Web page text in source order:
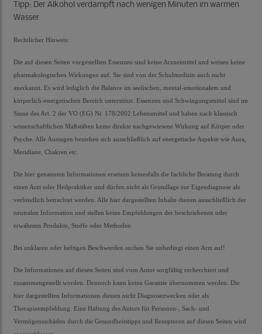
Tipp: Der Alkohol verdampft nach wenigen Minuten im warmen
Wasser
Rechtlicher Hinweis:
Die auf diesen Seiten vorgestellten Essenzen sind keine Arzneimittel und weisen keine
pharmakologischen Wirkungen auf. Sie sind von der Schulmedizin auch nicht
anerkannt. Es wird lediglich die Balance im seelischen, mental-emotionalem und
körperlich-energetischen Bereich unterstützt. Essenzen und Schwingungsmittel sind im
Sinne des Art. 2 der VO (EG) Nr. 178/2002 Lebensmittel und haben nach klassisch
wissenschaftlichen Maßstäben keine direkte nachgewiesene Wirkung auf Körper oder
Psyche. Alle Aussagen beziehen sich ausschließlich auf energetische Aspekte wie Aura,
Meridiane, Chakren etc.
Die hier genannten Informationen ersetzen keinesfalls die fachliche Beratung durch
einen Arzt oder Heilpraktiker und dürfen nicht als Grundlage zur Eigendiagnose als
verbindlich betrachtet werden. Alle hier dargestellten Inhalte dienen ausschließlich der
neutralen Information und stellen keine Empfehlungen der beschriebenen oder
erwähnten Produkte, Stoffe oder Methoden.
Bei unklaren oder heftigen Beschwerden suchen Sie unbedingt einen Arzt auf!
Die Informationen auf diesen Seiten sind vom Autor sorgfältig recherchiert und
zusammengestellt worden. Dennoch kann keine Garantie übernommen werden. Die
hier dargestellten Informationen dienen nicht Diagnosezwecken oder als
Therapieempfehlung. Eine Haftung des Autors für Personen-, Sach- und
Vermögensschäden durch die Gesundheitstipps und Rezepturen auf diesen Seiten wird